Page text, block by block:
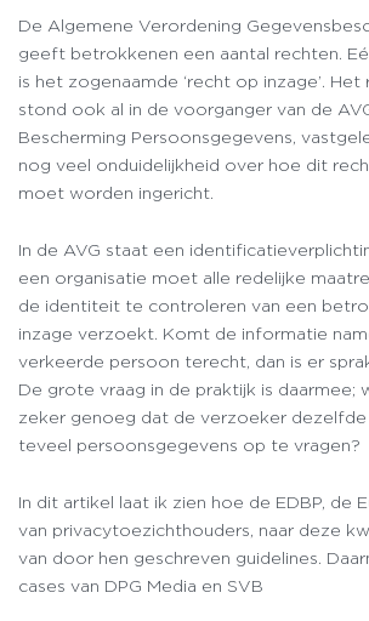
De Algemene Verordening
geeft betrokkenen een aantal rechten.
is het zogenaamde ‘recht op inzage’.
stond ook al in de voorganger van de
Bescherming Persoonsgegevens,
nog veel onduidelijkheid over hoe dit
moet worden ingericht.
In de AVG staat een
een organisatie moet alle redelijke
de identiteit te controleren van een
inzage verzoekt. Komt de informatie
verkeerde persoon terecht, dan is er
De grote vraag in de praktijk is daarmee;
zeker genoeg dat de verzoeker
teveel persoonsgegevens op te vragen?
In dit artikel laat ik zien hoe de EDBP, de
van privacytoezichthouders, naar deze
van door hen geschreven guidelines.
cases van DPG Media en SVB